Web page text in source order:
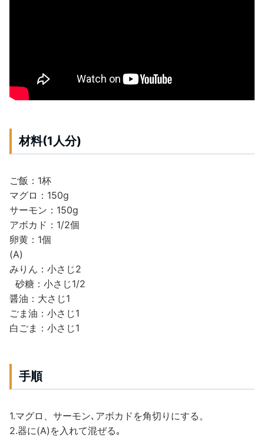
材料(1人分)
ご飯：1杯
マグロ：150g
サーモン：150g
アボカド：1/2個
卵黄：1個
(A)
みりん：小さじ2
砂糖：小さじ1/2
醤油：大さじ1
ごま油：小さじ1
白ごま：小さじ1
手順
1.マグロ、サーモン､アボカドを角切りにする。
2.器に(A)を入れて混ぜる｡